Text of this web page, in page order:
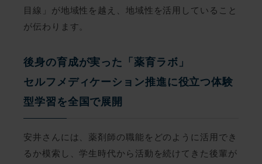
目線」が地域性を越え、地域性を活用していること
が伝わります。
後身の育成が実った「薬育ラボ」
セルフメディケーション推進に役立つ体験
型学習を全国で展開
安井さんには、薬剤師の職能をどのように活用でき
るか模索し、学生時代から活動を続けてきた後輩が